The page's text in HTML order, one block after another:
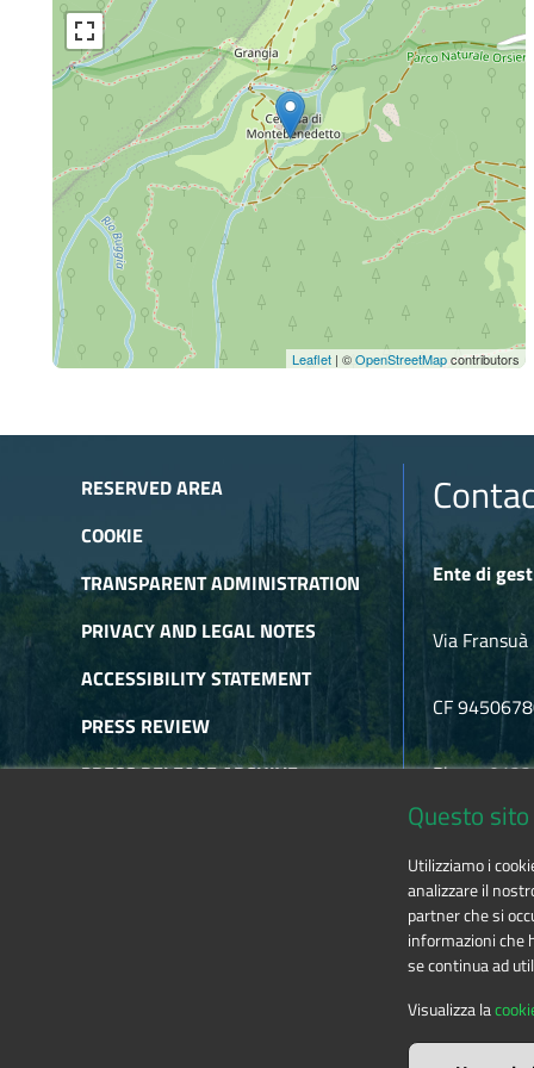
Leaflet | ©OpenStreetMapcontributors
RESERVED AREA
COOKIE
TRANSPARENT ADMINISTRATION
PRIVACY AND LEGAL NOTES
ACCESSIBILITY STATEMENT
PRESS REVIEW
PRESS RELEASE ARCHIVE
Ente di
Via
CF
Phone
Questo
Utilizziamo i
analizzare il
partner che si
informazioni che
se continua ad
Visualizza la